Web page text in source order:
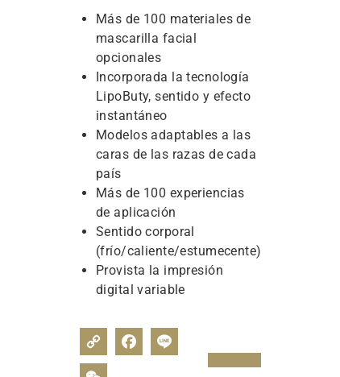
Más de 100 materiales de
mascarilla facial
opcionales
Incorporada la tecnología
LipoButy, sentido y efecto
instantáneo
Modelos adaptables a las
caras de las razas de cada
país
Más de 100 experiencias
de aplicación
Sentido corporal
(frío/caliente/estumecente)
Provista la impresión
digital variable